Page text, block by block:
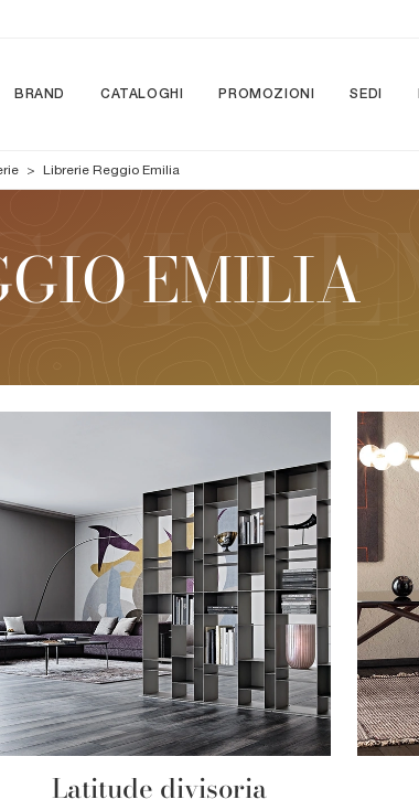
BRAND CATALOGHI PROMOZIONI SEDI
> Librerie Reggio Emilia
EMILIA
Latitude divisoria